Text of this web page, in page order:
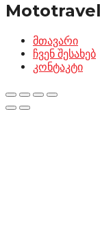
მთავარი
ჩვენ შესახებ
კონტაკტი